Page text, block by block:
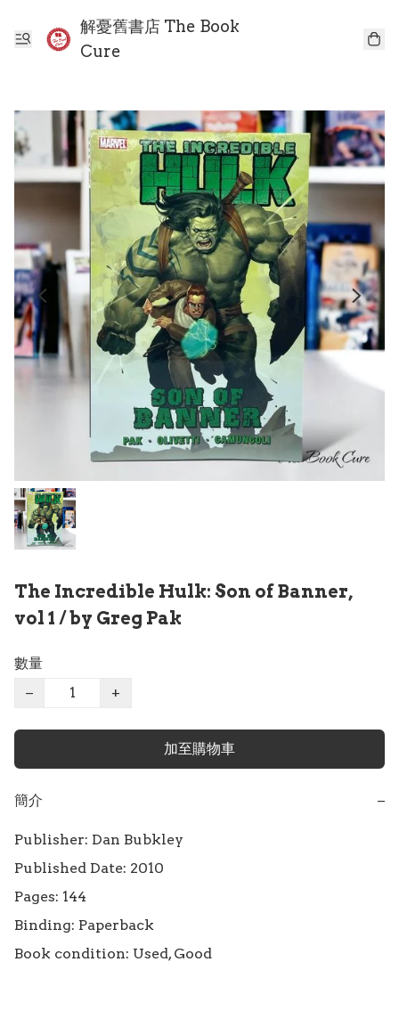
解憂舊書店 The Book
Cure
The Incredible Hulk: Son of Banner,
vol 1 / by Greg Pak
數量
−
+
加至購物車
簡介 −
Publisher: Dan Bubkley
Published Date: 2010
Pages: 144
Binding: Paperback
Book condition: Used, Good